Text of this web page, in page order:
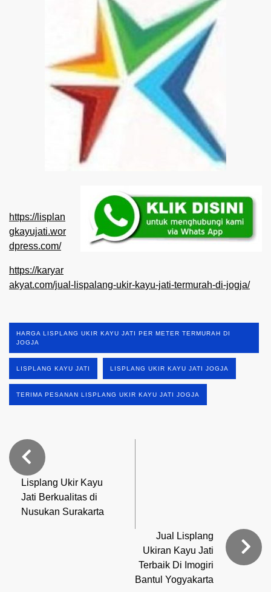
https://lisplan
gkayujati.wor
dpress.com/
https://karyar
akyat.com/jual-lispalang-ukir-kayu-jati-termurah-di-jogja/
HARGA LISPLANG UKIR KAYU JATI PER METER TERMURAH DI
JOGJA
LISPLANG KAYU JATI LISPLANG UKIR KAYU JATI JOGJA
TERIMA PESANAN LISPLANG UKIR KAYU JATI JOGJA
Lisplang Ukir Kayu
Jati Berkualitas di
Nusukan Surakarta
Jual Lisplang
Ukiran Kayu Jati
Terbaik Di Imogiri
Bantul Yogyakarta